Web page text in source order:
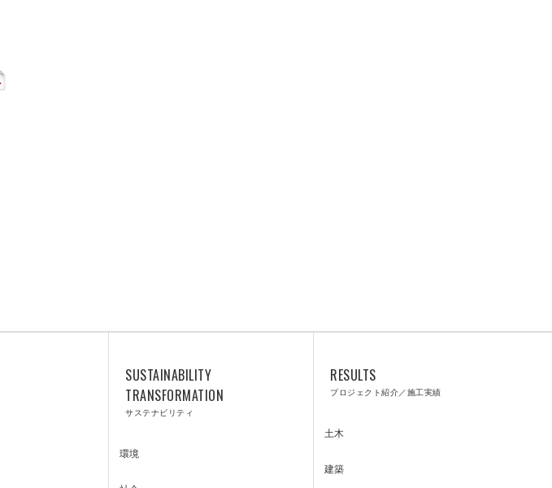
SUSTAINABILITY
TRANSFORMATION
サステナビリティ
環境
RESULTS
プロジェクト紹介／施工実績
土木
建築